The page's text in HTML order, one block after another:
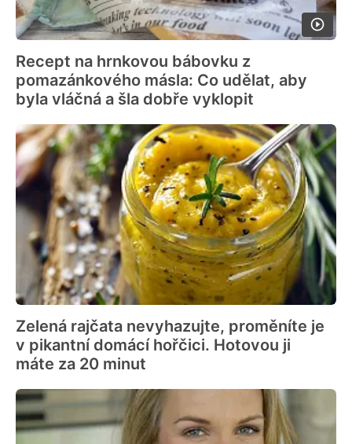
Recept na hrnkovou bábovku z
pomazánkového másla: Co udělat, aby
byla vláčná a šla dobře vyklopit
Zelená rajčata nevyhazujte, proměníte je
v pikantní domácí hořčici. Hotovou ji
máte za 20 minut